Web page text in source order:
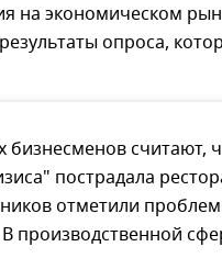
на экономическом
опроса,
считают,
пострадала
отметили
производственной